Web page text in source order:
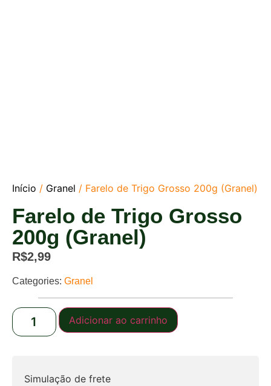
Início / Granel / Farelo de Trigo Grosso 200g (Granel)
Farelo de Trigo Grosso
200g (Granel)
R$2,99
Categories: Granel
Adicionar ao carrinho
Simulação de frete